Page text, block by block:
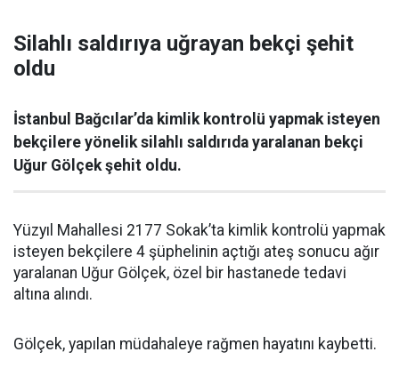
Silahlı saldırıya uğrayan bekçi şehit
oldu
İstanbul Bağcılar’da kimlik kontrolü yapmak isteyen
bekçilere yönelik silahlı saldırıda yaralanan bekçi
Uğur Gölçek şehit oldu.
Yüzyıl Mahallesi 2177 Sokak’ta kimlik kontrolü yapmak
isteyen bekçilere 4 şüphelinin açtığı ateş sonucu ağır
yaralanan Uğur Gölçek, özel bir hastanede tedavi
altına alındı.
Gölçek, yapılan müdahaleye rağmen hayatını kaybetti.